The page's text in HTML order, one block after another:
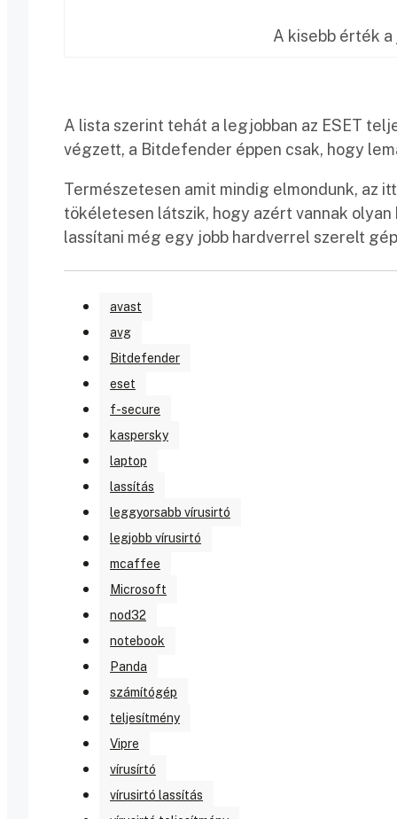
A kisebb érték a
A lista szerint tehát a legjobban az ESET
végzett, a Bitdefender éppen csak, hogy
Természetesen amit mindig elmondunk, az
tökéletesen látszik, hogy azért vannak
lassítani még egy jobb hardverrel szerelt
avast
avg
Bitdefender
eset
f-secure
kaspersky
laptop
lassítás
leggyorsabb vírusirtó
legjobb vírusirtó
mcaffee
Microsoft
nod32
notebook
Panda
számítógép
teljesítmény
Vipre
vírusírtó
vírusirtó lassítás